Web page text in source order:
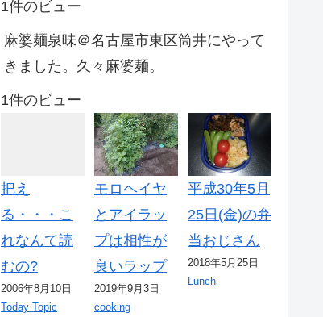
1件のビュー
麻婆麺泉味＠名古屋市東区筒井にやって
きました。久々麻婆麺。
1件のビュー
把え
る・・・こ
れなんて読
むの?
2006年8月10日
Today Topic
モロヘイヤ
とアイラッ
プは相性が
良いラップ
2019年9月3日
cooking
平成30年5月
25日(金)の弁
当おじさん
2018年5月25日
Lunch